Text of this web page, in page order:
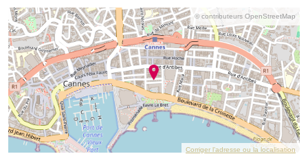
© contributeurs OpenStreetMap
Corriger l’adresse ou la localisation